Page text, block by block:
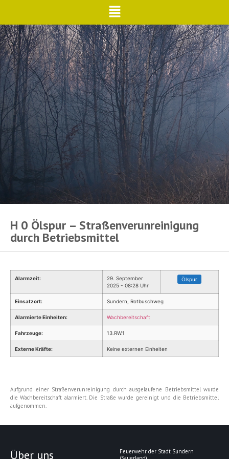
H 0 Ölspur – Straßenverunreinigung
durch Betriebsmittel
Alarmzeit:
29. September
2025 - 08:28 Uhr
Ölspur
Einsatzort: Sundern, Rotbuschweg
Alarmierte Einheiten: Wachbereitschaft
Fahrzeuge: 13.RW.1
Externe Kräfte: Keine externen Einheiten
Aufgrund einer Straßenverunreinigung durch ausgelaufene Betriebsmittel wurde
die Wachbereitschaft alarmiert. Die Straße wurde gereinigt und die Betriebsmittel
aufgenommen.
Über uns
Feuerwehr der Stadt Sundern